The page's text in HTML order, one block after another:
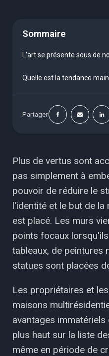
Sommaire
L'art se présente sous de
Quelle est la tendance
Partager
Plus de vertus sont
pas simplement à
pouvoir de réduire le
l'identité et le but de la
est placé. Les murs
points focaux
tableaux, de peintures
statues sont placées
Les propriétaires et
maisons
avantages
plus haut sur la liste
même en période de